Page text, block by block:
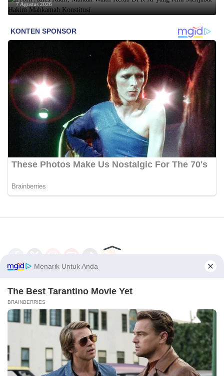
7 Agustus 2026
Disclaimer Redaksi Tentang Kami
© 2026 - CakrawalaNews.co